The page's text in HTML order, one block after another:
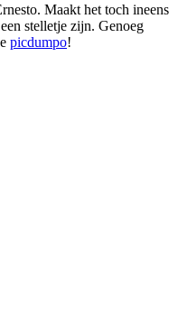
Maakt het toch ineens
stelletje zijn. Genoeg
picdumpo!